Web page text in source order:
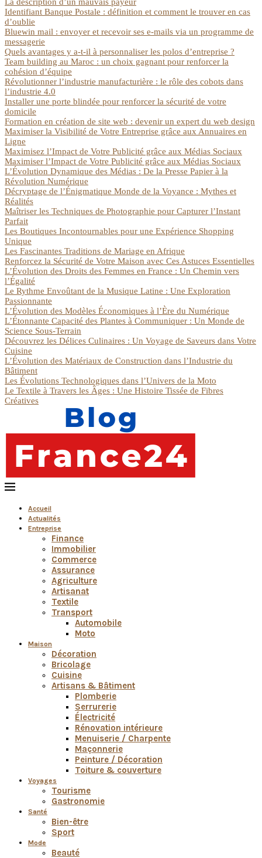
Identifiant Banque Postale : définition et comment le trouver en cas
d’oublie
Bluewin mail : envoyer et recevoir ses e-mails via un programme de
messagerie
Quels avantages y a-t-il à personnaliser les polos d’entreprise ?
Team building au Maroc : un choix gagnant pour renforcer la
cohésion d’équipe
Révolutionner l’industrie manufacturière : le rôle des cobots dans
l’industrie 4.0
Installer une porte blindée pour renforcer la sécurité de votre
domicile
Formation en création de site web : devenir un expert du web design
Maximiser la Visibilité de Votre Entreprise grâce aux Annuaires en
Ligne
Maximisez l’Impact de Votre Publicité grâce aux Médias Sociaux
Maximiser l’Impact de Votre Publicité grâce aux Médias Sociaux
L’Évolution Dynamique des Médias : De la Presse Papier à la
Révolution Numérique
Décryptage de l’Énigmatique Monde de la Voyance : Mythes et
Réalités
Maîtriser les Techniques de Photographie pour Capturer l’Instant
Parfait
Les Boutiques Incontournables pour une Expérience Shopping
Unique
Les Fascinantes Traditions de Mariage en Afrique
Renforcez la Sécurité de Votre Maison avec Ces Astuces Essentielles
L’Évolution des Droits des Femmes en France : Un Chemin vers
l’Égalité
Le Rythme Envoûtant de la Musique Latine : Une Exploration
Passionnante
L’Évolution des Modèles Économiques à l’Ère du Numérique
L’Étonnante Capacité des Plantes à Communiquer : Un Monde de
Science Sous-Terrain
Découvrez les Délices Culinaires : Un Voyage de Saveurs dans Votre
Cuisine
L’Évolution des Matériaux de Construction dans l’Industrie du
Bâtiment
Les Évolutions Technologiques dans l’Univers de la Moto
Le Textile à Travers les Âges : Une Histoire Tissée de Fibres
Créatives
Accueil
Actualités
Entreprise
Finance
Immobilier
Commerce
Assurance
Agriculture
Artisanat
Textile
Transport
Automobile
Moto
Maison
Décoration
Bricolage
Cuisine
Artisans & Bâtiment
Plomberie
Serrurerie
Électricité
Rénovation intérieure
Menuiserie / Charpente
Maçonnerie
Peinture / Décoration
Toiture & couverture
Voyages
Tourisme
Gastronomie
Santé
Bien-être
Sport
Mode
Beauté